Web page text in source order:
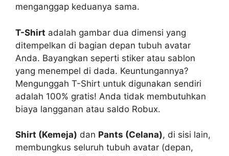
menganggap keduanya sama.
T-Shirt adalah gambar dua dimensi yang
ditempelkan di bagian depan tubuh avatar
Anda. Bayangkan seperti stiker atau sablon
yang menempel di dada. Keuntungannya?
Mengunggah T-Shirt untuk digunakan sendiri
adalah 100% gratis! Anda tidak membutuhkan
biaya langganan atau saldo Robux.
Shirt (Kemeja) dan Pants (Celana), di sisi lain,
membungkus seluruh tubuh avatar (depan,